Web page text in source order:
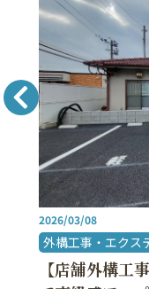
2025/09/14
内装リフォーム
【店舗内装リ